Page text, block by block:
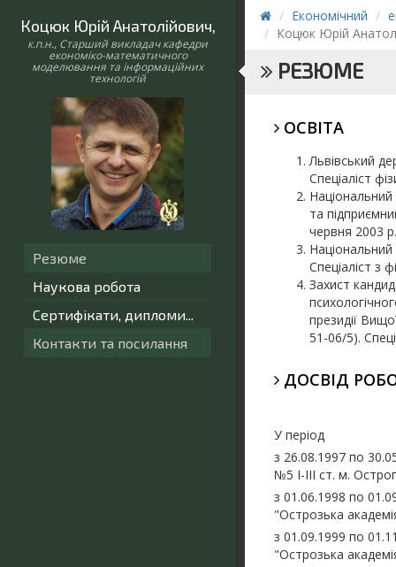
Коцюк Юрій Анатолійович,
к.п.н., Старший викладач кафедри
економіко-математичного
моделювання та інформаційних
технологій
Резюме
Наукова робота
Сертифікати, дипломи...
Контакти та посилання
Економічний
Коцюк Юрій
РЕЗЮМЕ
ОСВІТА
Львівський
Спеціаліст
та
червня 2003 р.
Національний
Спеціаліст з
Захист
президії
51-06/5).
ДОСВІД
У період
з 26.08.1997 по
№5 І-ІІІ ст. м.
з 01.06.1998 по
"Острозька
з 01.09.1999 по
"Острозька